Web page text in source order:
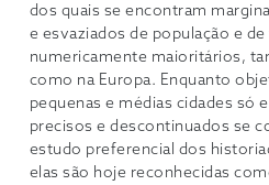
dos quais se encontram
e esvaziados de população e
numericamente maioritários,
como na Europa. Enquanto
pequenas e médias cidades só
precisos e descontinuados se
estudo preferencial dos
elas são hoje reconhecidas